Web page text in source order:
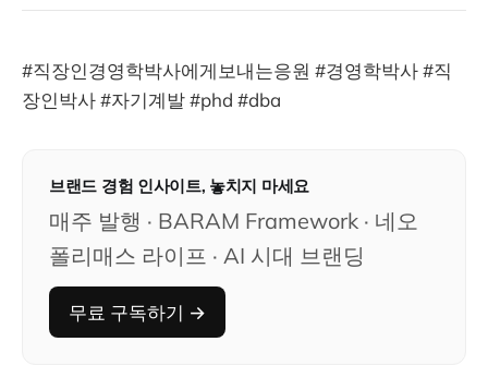
#직장인경영학박사에게보내는응원 #경영학박사 #직
장인박사 #자기계발 #phd #dba
브랜드 경험 인사이트, 놓치지 마세요
매주 발행 · BARAM Framework · 네오
폴리매스 라이프 · AI 시대 브랜딩
무료 구독하기 →